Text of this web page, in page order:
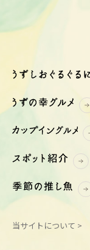
当サイトについて >